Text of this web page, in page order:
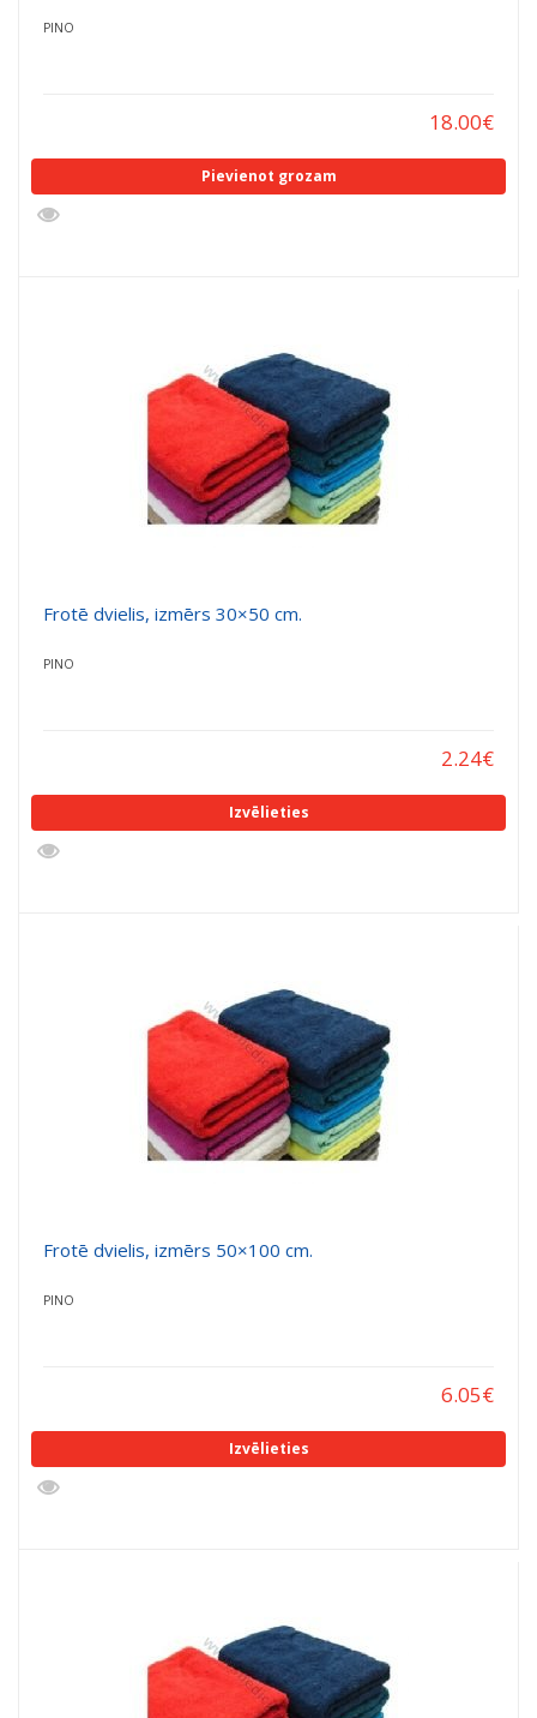
PINO
18.00€
Pievienot grozam
Frotē dvielis, izmērs 30×50 cm.
PINO
2.24€
Izvēlieties
Frotē dvielis, izmērs 50×100 cm.
PINO
6.05€
Izvēlieties